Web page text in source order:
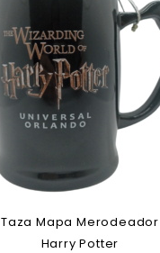
Taza Mapa Merodeador
Harry Potter